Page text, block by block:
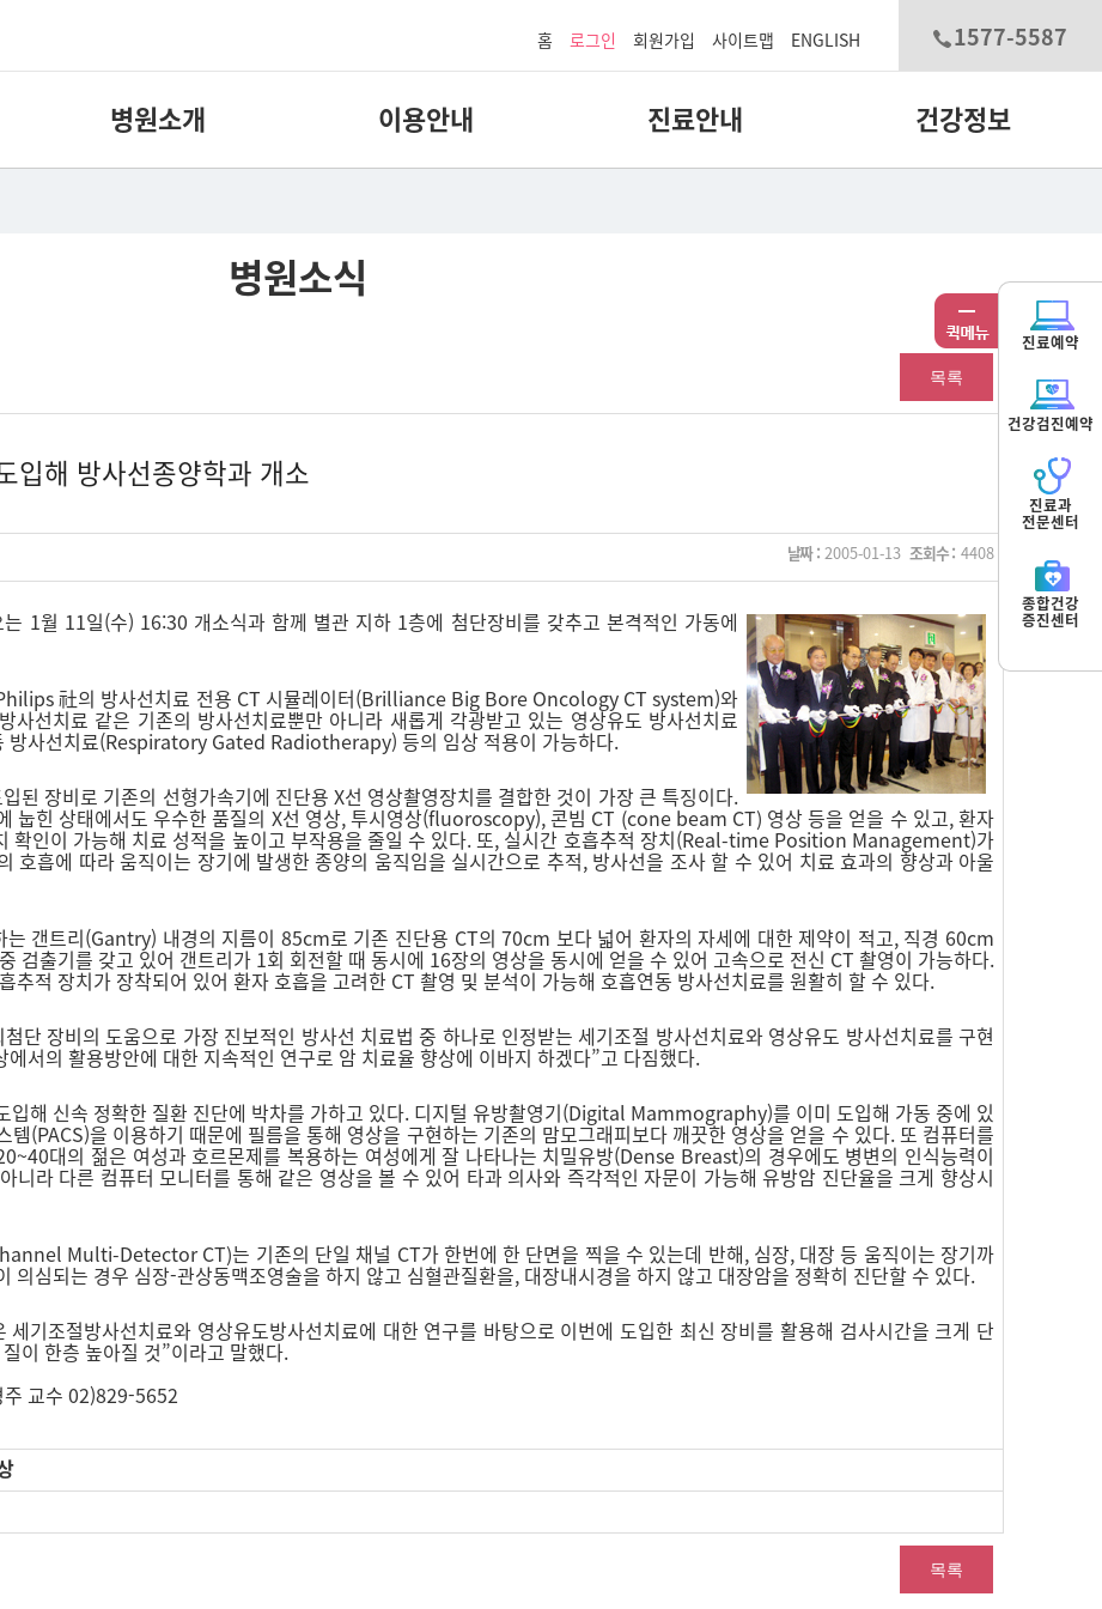
홈 로그인 회원가입 사이트맵 ENGLISH 1577-5587
병원소개 이용안내 진료안내 건강정보
병원소식
목록
입해 방사선종양학과 개소
날짜 : 2005-01-13 조회수 : 4408
1월 11일(수) 16:30 개소식과 함께 별관 지하 1층에 첨단장비를 갖추고 본격적인 가동에
社의 방사선치료 전용 CT 시뮬레이터(Brilliance Big Bore Oncology CT system)와
선치료 같은 기존의 방사선치료뿐만 아니라 새롭게 각광받고 있는 영상유도 방사선치료
사선치료(Respiratory Gated Radiotherapy) 등의 임상 적용이 가능하다.
된 장비로 기존의 선형가속기에 진단용 X선 영상촬영장치를 결합한 것이 가장 큰 특징이다.
눕힌 상태에서도 우수한 품질의 X선 영상, 투시영상(fluoroscopy), 콘빔 CT (cone beam CT) 영상 등을 얻을 수 있고, 환자
확인이 가능해 치료 성적을 높이고 부작용을 줄일 수 있다. 또, 실시간 호흡추적 장치(Real-time Position Management)가
호흡에 따라 움직이는 장기에 발생한 종양의 움직임을 실시간으로 추적, 방사선을 조사 할 수 있어 치료 효과의 향상과 아울
는 갠트리(Gantry) 내경의 지름이 85cm로 기존 진단용 CT의 70cm 보다 넓어 환자의 자세에 대한 제약이 적고, 직경 60cm
검출기를 갖고 있어 갠트리가 1회 회전할 때 동시에 16장의 영상을 동시에 얻을 수 있어 고속으로 전신 CT 촬영이 가능하다.
추적 장치가 장착되어 있어 환자 호흡을 고려한 CT 촬영 및 분석이 가능해 호흡연동 방사선치료를 원활히 할 수 있다.
단 장비의 도움으로 가장 진보적인 방사선 치료법 중 하나로 인정받는 세기조절 방사선치료와 영상유도 방사선치료를 구현
서의 활용방안에 대한 지속적인 연구로 암 치료율 향상에 이바지 하겠다”고 다짐했다.
입해 신속 정확한 질환 진단에 박차를 가하고 있다. 디지털 유방촬영기(Digital Mammography)를 이미 도입해 가동 중에 있
템(PACS)을 이용하기 때문에 필름을 통해 영상을 구현하는 기존의 맘모그래피보다 깨끗한 영상을 얻을 수 있다. 또 컴퓨터를
대의 젊은 여성과 호르몬제를 복용하는 여성에게 잘 나타나는 치밀유방(Dense Breast)의 경우에도 병변의 인식능력이
니라 다른 컴퓨터 모니터를 통해 같은 영상을 볼 수 있어 타과 의사와 즉각적인 자문이 가능해 유방암 진단율을 크게 향상시
Multi-Detector CT)는 기존의 단일 채널 CT가 한번에 한 단면을 찍을 수 있는데 반해, 심장, 대장 등 움직이는 장기까
의심되는 경우 심장-관상동맥조영술을 하지 않고 심혈관질환을, 대장내시경을 하지 않고 대장암을 정확히 진단할 수 있다.
세기조절방사선치료와 영상유도방사선치료에 대한 연구를 바탕으로 이번에 도입한 최신 장비를 활용해 검사시간을 크게 단
이 한층 높아질 것”이라고 말했다.
주 교수 02)829-5652
목록
진료예약
건강검진예약
진료과
전문센터
종합건강
증진센터